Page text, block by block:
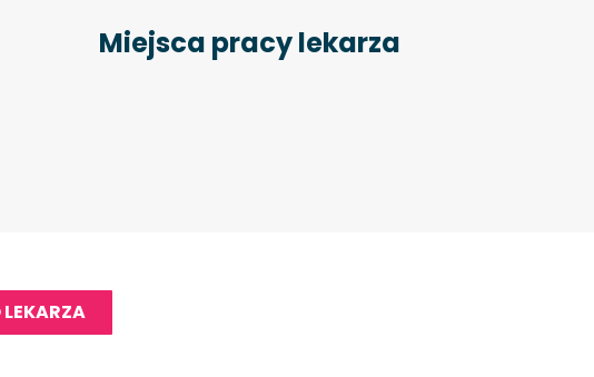
Miejsca pracy lekarza